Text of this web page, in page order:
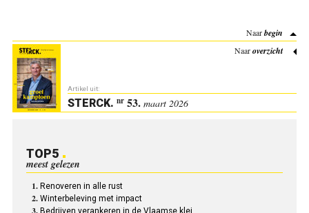
Naarbegin
Naaroverzicht
Artikel uit:
STERCK. nr53. maart 2026
TOP5
meest gelezen
Renoveren in alle rust
Winterbeleving met impact
Bedrijven verankeren in de Vlaamse klei